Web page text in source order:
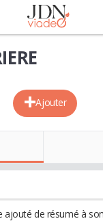
Ajouter
ajouté de résumé à